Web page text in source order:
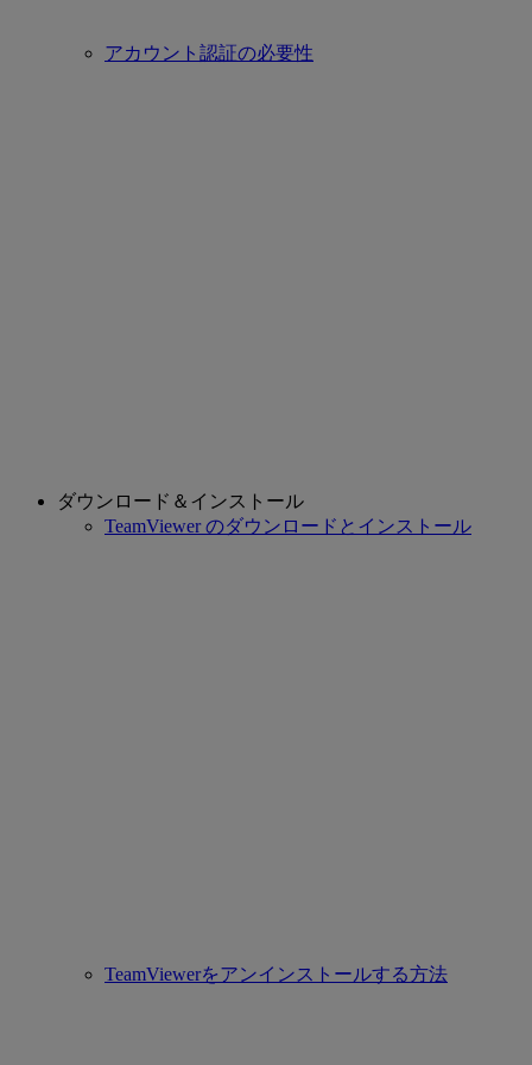
アカウント認証の必要性
ダウンロード＆インストール
TeamViewer のダウンロードとインストール
TeamViewerをアンインストールする方法